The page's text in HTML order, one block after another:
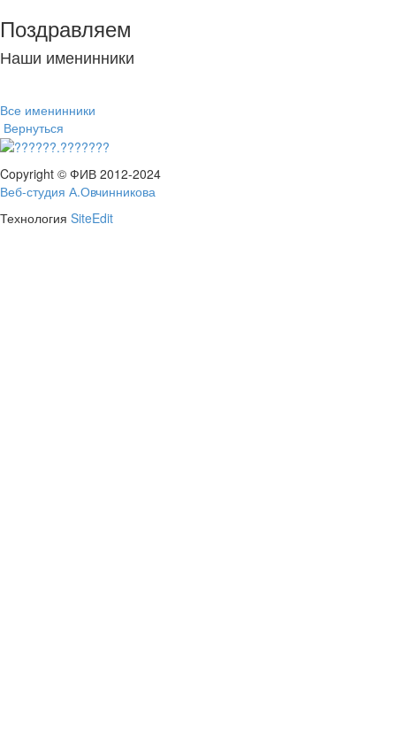
Поздравляем
Наши именинники
Все именинники
Вернуться
Copyright © ФИВ 2012-2024
Веб-студия А.Овчинникова
Технология SiteEdit